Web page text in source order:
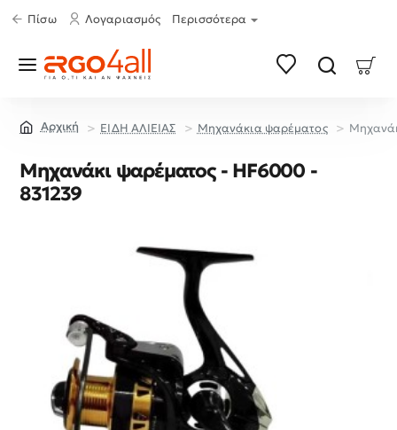
Πίσω Λογαριασμός Περισσότερα
ΕΙΔΗ ΑΛΙΕΙΑΣ Μηχανάκια ψαρέματος
Μηχανάκι ψαρέματος - HF6000 -
831239